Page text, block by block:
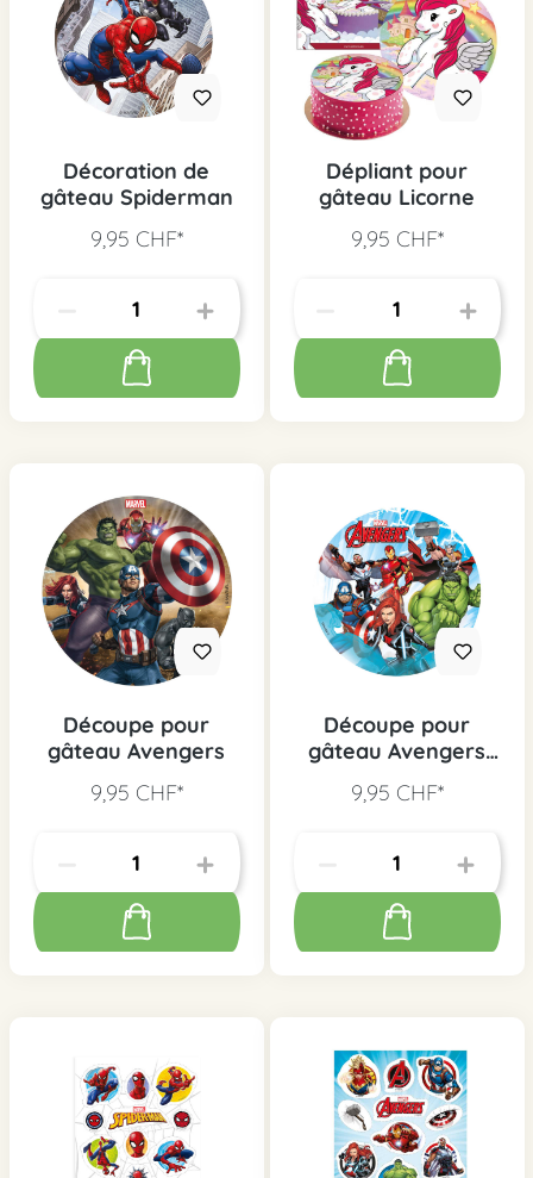
Décoration de
gâteau Spiderman
9,95 CHF*
Dépliant pour
gâteau Licorne
9,95 CHF*
Découpe pour
gâteau Avengers
9,95 CHF*
Découpe pour
gâteau Avengers
9,95 CHF*